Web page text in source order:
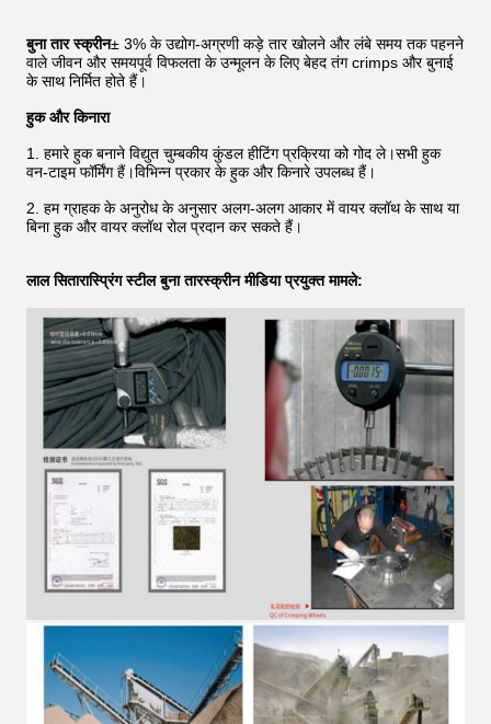
बुना तार स्क्रीन± 3% के उद्योग-अग्रणी कड़े तार खोलने और लंबे समय तक पहनने
वाले जीवन और समयपूर्व विफलता के उन्मूलन के लिए बेहद तंग crimps और बुनाई
के साथ निर्मित होते हैं।
हुक और किनारा
1. हमारे हुक बनाने विद्युत चुम्बकीय कुंडल हीटिंग प्रक्रिया को गोद ले।सभी हुक
वन-टाइम फॉर्मिंग हैं।विभिन्न प्रकार के हुक और किनारे उपलब्ध हैं।
2. हम ग्राहक के अनुरोध के अनुसार अलग-अलग आकार में वायर क्लॉथ के साथ या
बिना हुक और वायर क्लॉथ रोल प्रदान कर सकते हैं।
लाल सितारास्प्रिंग स्टील बुना तारस्क्रीन मीडिया प्रयुक्त मामले: